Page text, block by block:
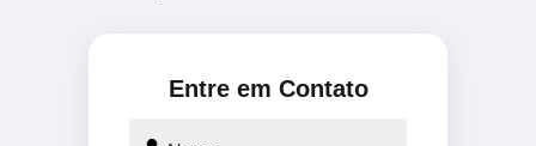
Entre em Contato